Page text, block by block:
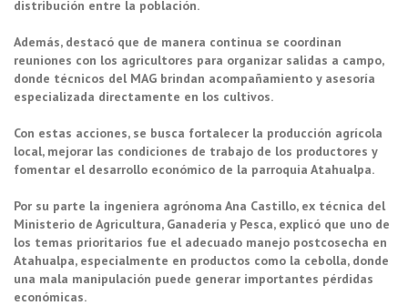
distribución entre la población.
Además, destacó que de manera continua se coordinan
reuniones con los agricultores para organizar salidas a campo,
donde técnicos del MAG brindan acompañamiento y asesoría
especializada directamente en los cultivos.
Con estas acciones, se busca fortalecer la producción agrícola
local, mejorar las condiciones de trabajo de los productores y
fomentar el desarrollo económico de la parroquia Atahualpa.
Por su parte la ingeniera agrónoma Ana Castillo, ex técnica del
Ministerio de Agricultura, Ganadería y Pesca, explicó que uno de
los temas prioritarios fue el adecuado manejo postcosecha en
Atahualpa, especialmente en productos como la cebolla, donde
una mala manipulación puede generar importantes pérdidas
económicas.